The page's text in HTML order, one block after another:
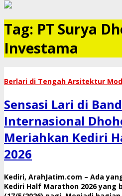
Tag: PT Surya
Investama
​Berlari di Tengah Arsitektur
Sensasi Lari di
Internasional
Meriahkan Kediri
2026
​Kediri, ArahJatim.com – Ada
Kediri Half Marathon 2026 yang